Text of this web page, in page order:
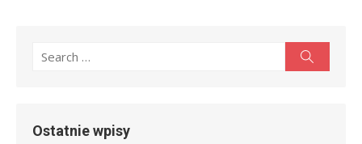
Search
Ostatnie wpisy